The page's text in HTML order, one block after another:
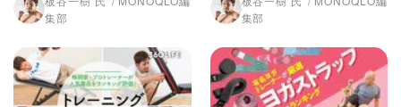
集部
集部